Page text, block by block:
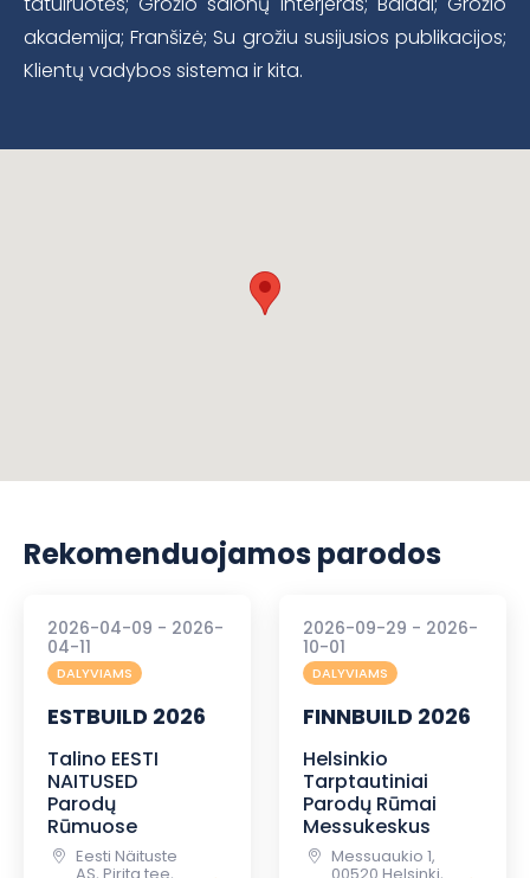
akademija; Franšizė; Su grožiu susijusios publikacijos;
Klientų vadybos sistema ir kita.
Rekomenduojamos parodos
2026-04-09 - 2026-
04-11
DALYVIAMS
ESTBUILD 2026
Talino EESTI
NAITUSED
Parodų
Rūmuose
Eesti Näituste
2026-09-29 - 2026-
10-01
DALYVIAMS
FINNBUILD 2026
Helsinkio
Tarptautiniai
Parodų Rūmai
Messukeskus
Messuaukio 1,